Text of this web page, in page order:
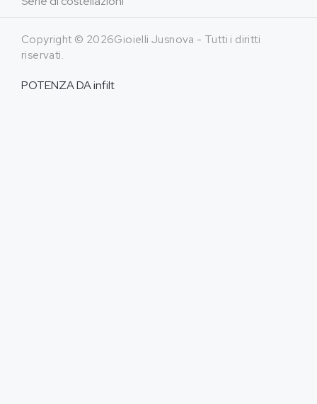
Copyright © 2026Gioielli Jusnova - Tutti i diritti
riservati.
POTENZA DAinfilt